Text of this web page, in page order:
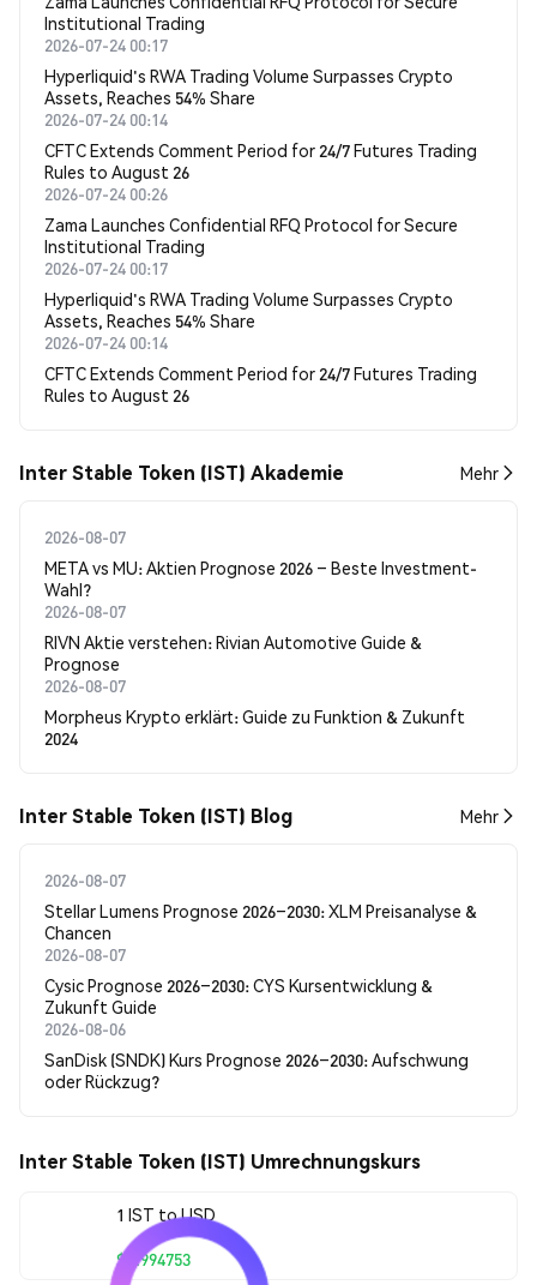
Institutional Trading
2026-07-24 00:17
Hyperliquid's RWA Trading Volume Surpasses Crypto
Assets, Reaches 54% Share
2026-07-24 00:14
CFTC Extends Comment Period for 24/7 Futures Trading
Rules to August 26
2026-07-24 00:26
Zama Launches Confidential RFQ Protocol for Secure
Institutional Trading
2026-07-24 00:17
Hyperliquid's RWA Trading Volume Surpasses Crypto
Assets, Reaches 54% Share
2026-07-24 00:14
CFTC Extends Comment Period for 24/7 Futures Trading
Rules to August 26
Inter Stable Token (IST) Akademie Mehr
2026-08-07
META vs MU: Aktien Prognose 2026 – Beste Investment-
Wahl?
2026-08-07
RIVN Aktie verstehen: Rivian Automotive Guide &
Prognose
2026-08-07
Morpheus Krypto erklärt: Guide zu Funktion & Zukunft
2024
Inter Stable Token (IST) Blog Mehr
2026-08-07
Stellar Lumens Prognose 2026–2030: XLM Preisanalyse &
Chancen
2026-08-07
Cysic Prognose 2026–2030: CYS Kursentwicklung &
Zukunft Guide
2026-08-06
SanDisk (SNDK) Kurs Prognose 2026–2030: Aufschwung
oder Rückzug?
Inter Stable Token (IST) Umrechnungskurs
1 IST to USD
$0.994753